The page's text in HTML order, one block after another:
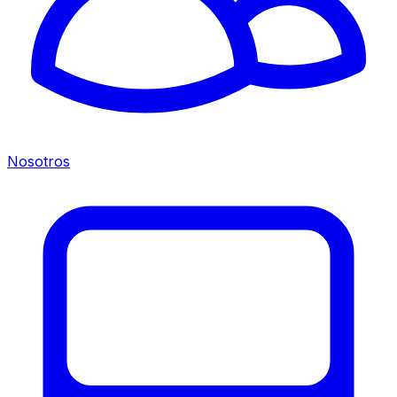
Nosotros